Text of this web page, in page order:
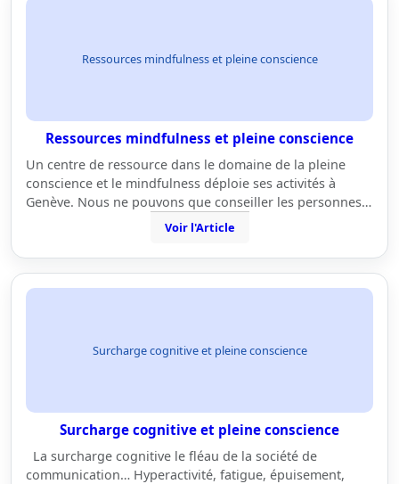
Ressources mindfulness et pleine conscience
Ressources mindfulness et pleine conscience
Un centre de ressource dans le domaine de la pleine
conscience et le mindfulness déploie ses activités à
Genève. Nous ne pouvons que conseiller les personnes…
Voir l'Article
Surcharge cognitive et pleine conscience
Surcharge cognitive et pleine conscience
La surcharge cognitive le fléau de la société de
communication… Hyperactivité, fatigue, épuisement,